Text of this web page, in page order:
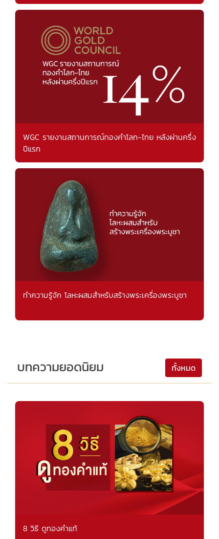
WGC รายงานสถานการณ์ทองคำโลก-ไทย หลังผ่านครึ่ง
ปีแรก
ทำความรู้จัก โลหะผสมสำหรับสร้างพระเครื่องพระบูชา
บทความยอดนิยม ทั้งหมด
8 วิธี ดูทองคำแท้